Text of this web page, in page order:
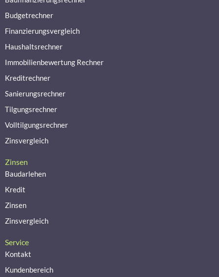
Budgetrechner
Finanzierungsvergleich
Haushaltsrechner
Immobilienbewertung Rechner
Kreditrechner
Sanierungsrechner
Tilgungsrechner
Volltilgungsrechner
Zinsvergleich
Zinsen
Baudarlehen
Kredit
Zinsen
Zinsvergleich
Service
Kontakt
Kundenbereich